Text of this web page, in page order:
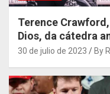
Terence
Dios, da cátedra
30 de julio de 2023 By